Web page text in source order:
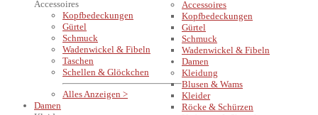
Accessoires
Kopfbedeckungen
Gürtel
Schmuck
Wadenwickel & Fibeln
Taschen
Schellen & Glöckchen
Alles Anzeigen >
Damen
Accessoires
Kopfbedeckungen
Gürtel
Schmuck
Wadenwickel & Fibeln
Damen
Kleidung
Blusen & Wams
Kleider
Röcke & Schürzen